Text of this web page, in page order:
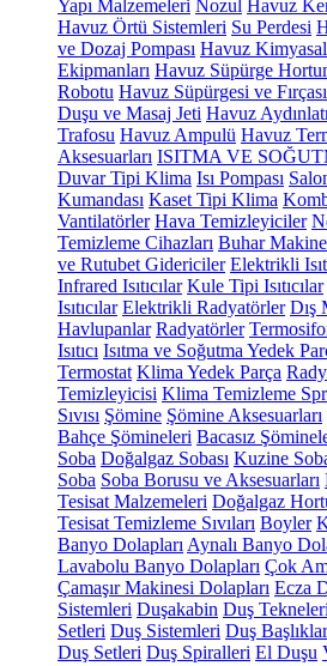
Yapı Malzemeleri Nozul Havuz
Havuz Örtü Sistemleri Su Perdesi
ve Dozaj Pompası Havuz
Ekipmanları Havuz Süpürge
Robotu Havuz Süpürgesi ve Fırçası
Duşu ve Masaj Jeti Havuz
Trafosu Havuz Ampulü Havuz
Aksesuarları ISITMA VE
Duvar Tipi Klima Isı Pompası
Kumandası Kaset Tipi Klima
Vantilatörler Hava Temizleyiciler
Temizleme Cihazları Buhar
ve Rutubet Gidericiler Elektrikli
Infrared Isıtıcılar Kule Tipi Isıtıcılar
Isıtıcılar Elektrikli Radyatörler Dış
Havlupanlar Radyatörler
Isıtıcı Isıtma ve Soğutma Yedek
Termostat Klima Yedek Parça
Temizleyicisi Klima Temizleme
Sıvısı Şömine Şömine Aksesuarları
Bahçe Şömineleri Bacasız
Soba Doğalgaz Sobası Kuzine
Soba Soba Borusu ve Aksesuarları
Tesisat Malzemeleri Doğalgaz
Tesisat Temizleme Sıvıları Boyler
Banyo Dolapları Aynalı Banyo
Lavabolu Banyo Dolapları Çok
Çamaşır Makinesi Dolapları Ecza
Sistemleri Duşakabin Duş Tekneleri
Setleri Duş Sistemleri Duş
Duş Setleri Duş Spiralleri El Duşu